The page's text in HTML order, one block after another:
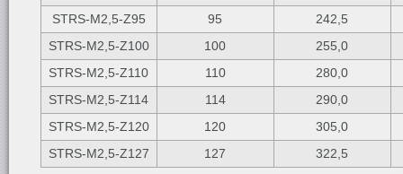
STRS-M2,5-Z95
95
242,5
STRS-M2,5-Z100
100
255,0
STRS-M2,5-Z110
110
280,0
STRS-M2,5-Z114
114
290,0
STRS-M2,5-Z120
120
305,0
STRS-M2,5-Z127
127 322,5